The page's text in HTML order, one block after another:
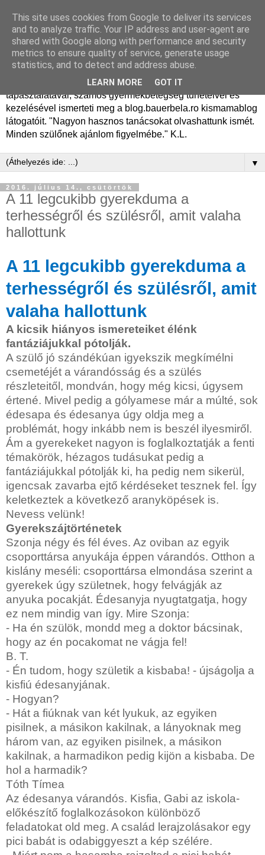
Dr. Bauer Béla Ph.D.
gyermekgyógyász
Dr. Bauer Béla Ph.D. gyermekgyógyász főorvos, 50 éves
tapasztalatával, számos gyermekbetegség tüneteivel és
kezelésével ismerteti meg a blog.bauerbela.ro kismamablog
látogatóit. "Nagyon hasznos tanácsokat olvashattunk ismét.
Minden szülőnek ajánlom figyelmébe." K.L.
▼
2016. július 14., csütörtök
A 11 legcukibb gyerekduma a
terhességről és szülésről, amit valaha
hallottunk
A 11 legcukibb gyerekduma a
terhességről és szülésről, amit
valaha hallottunk
A kicsik hiányos ismereteiket élénk
fantáziájukkal pótolják.
A szülő jó szándékúan igyekszik megkímélni
csemetéjét a várandósság és a szülés
részleteitől, mondván, hogy még kicsi, úgysem
értené. Mivel pedig a gólyamese már a múlté, sok
édesapa és édesanya úgy oldja meg a
problémát, hogy inkább nem is beszél ilyesmiről.
Ám a gyerekeket nagyon is foglalkoztatják a fenti
témakörök, hézagos tudásukat pedig a
fantáziájukkal pótolják ki, ha pedig nem sikerül,
igencsak zavarba ejtő kérdéseket tesznek fel. Így
keletkeztek a következő aranyköpések is.
Nevess velünk!
Gyerekszájtörténetek
Szonja négy és fél éves. Az oviban az egyik
csoporttársa anyukája éppen várandós. Otthon a
kislány meséli: csoporttársa elmondása szerint a
gyerekek úgy születnek, hogy felvágják az
anyuka pocakját. Édesanyja nyugtatgatja, hogy
ez nem mindig van így. Mire Szonja:
- Ha én szülök, mondd meg a doktor bácsinak,
hogy az én pocakomat ne vágja fel!
B. T.
- Én tudom, hogy születik a kisbaba! - újságolja a
kisfiú édesanyjának.
- Hogyan?
- Hát a fiúknak van két lyukuk, az egyiken
pisilnek, a másikon kakilnak, a lányoknak meg
három van, az egyiken pisilnek, a másikon
kakilnak, a harmadikon pedig kijön a kisbaba. De
hol a harmadik?
Tóth Tímea
Az édesanya várandós. Kisfia, Gabi az iskola-
előkészítő foglalkozásokon különböző
feladatokat old meg. A család lerajzolásakor egy
pici babát is odabiggyeszt a kép szélére.
This site uses cookies from Google to deliver its services
and to analyze traffic. Your IP address and user-agent are
shared with Google along with performance and security
metrics to ensure quality of service, generate usage
statistics, and to detect and address abuse.
LEARN MORE GOT IT